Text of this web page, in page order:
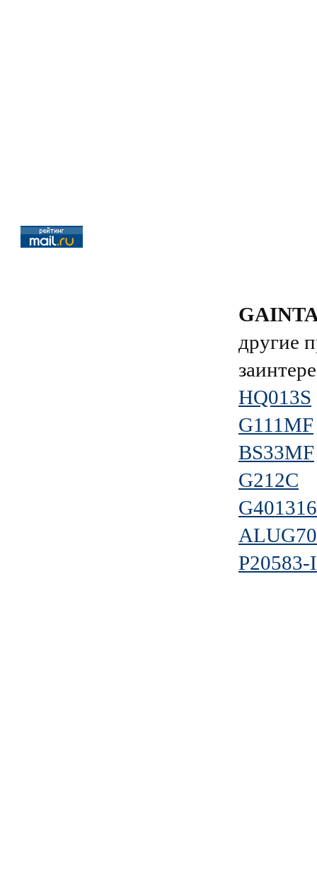
другие
HQ013S
G111MF
BS33MF
G212C
P20583-